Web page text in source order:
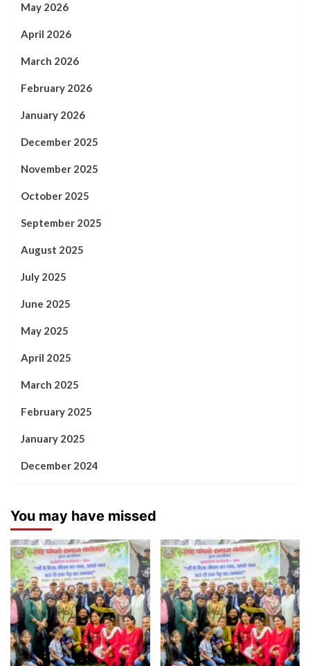
May 2026
April 2026
March 2026
February 2026
January 2026
December 2025
November 2025
October 2025
September 2025
August 2025
July 2025
June 2025
May 2025
April 2025
March 2025
February 2025
January 2025
December 2024
You may have missed